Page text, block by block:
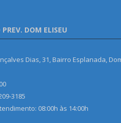
DOM ELISEU
Dias, 31, Bairro Esplanada,
3185
08:00h às 14:00h